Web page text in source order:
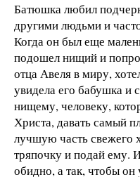
Батюшка любил
другими людьми и
Когда он был еще
подошел нищий и
отца Авеля в миру,
увидела его бабушка и
нищему, человеку,
Христа, давать самый
лучшую часть свежего
тряпочку и подай ему.
обидно, а так, чтобы